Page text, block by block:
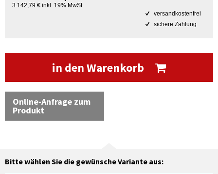
3.142,79 € inkl. 19% MwSt.
versandkostenfrei
sichere Zahlung
in den Warenkorb
Online-Anfrage zum
Produkt
Bitte wählen Sie die gewünsche Variante aus: